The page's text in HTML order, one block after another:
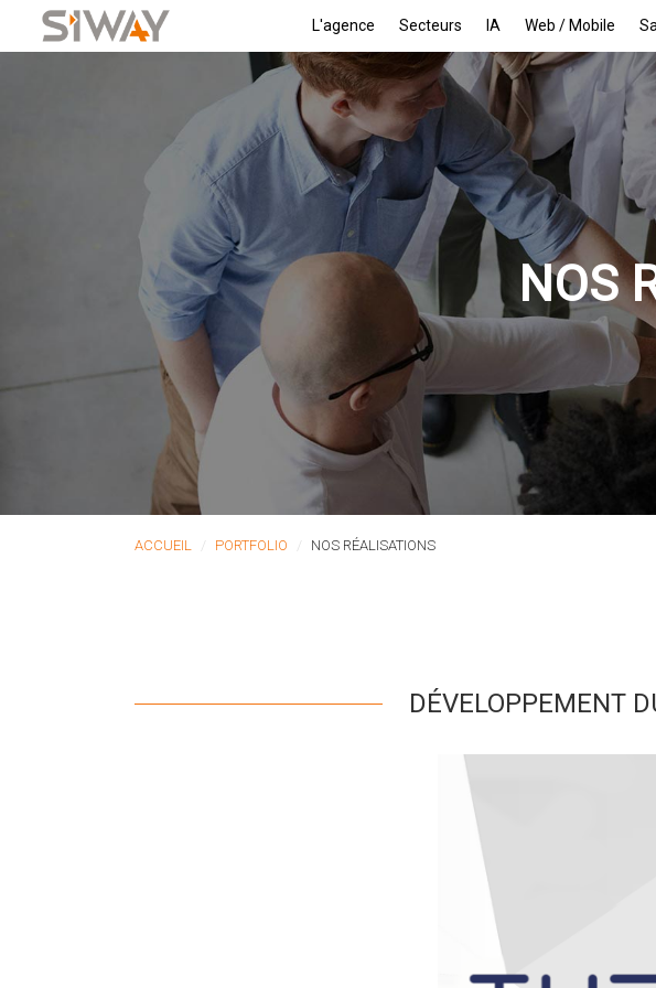
L'agence Secteurs IA Web / Mobile
NOS
ACCUEIL PORTFOLIO NOS RÉALISATIONS
DÉVELOPPEMENT